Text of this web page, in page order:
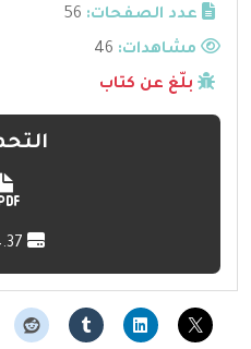
عدد الصفحات: 56
مشاهدات:
بلّغ عن كتاب